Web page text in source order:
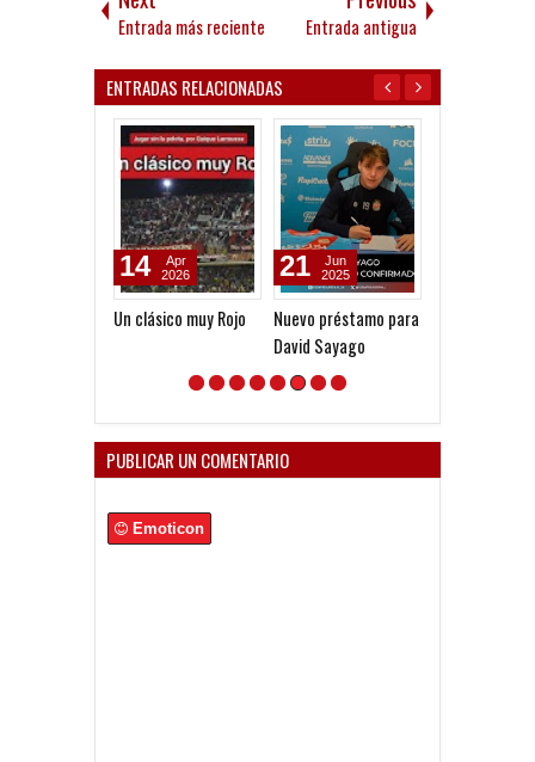
Entrada más reciente Entrada antigua
ENTRADAS RELACIONADAS
Un clásico muy Rojo
14
Apr
2026
Nuevo préstamo para
David Sayago
21
Jun
2025
PUBLICAR UN COMENTARIO
Emoticon